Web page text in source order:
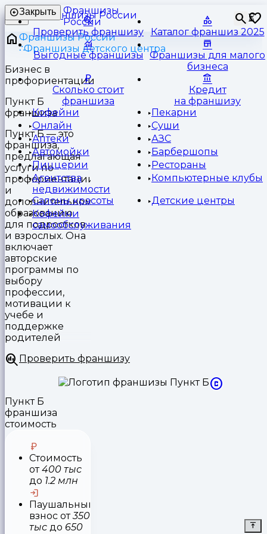
Франшизы
России
⏳
Закрыть
Проверить франшизу Каталог франшиз 2025
Выгодные франшизы
Франшизы для малого
бизнеса
Сколько стоит
франшиза
Кредит
на франшизу
Кофейни
Пекарни
Онлайн
Суши
Аптеки
АЗС
Автомойки
Барбершопы
Пиццерии
Рестораны
Агентства
недвижимости
Компьютерные клубы
Салоны красоты
Детские центры
Кофейни
самообслуживания
Франшизы России
Франшизы детского центра
Бизнес в
профориентации
Пункт Б
франшиза
Пункт Б — это
франшиза,
предлагающая
услуги по
профориентации
и
дополнительному
образованию
для подростков
и взрослых. Она
включает
авторские
программы по
выбору
профессии,
мотивации к
учебе и
поддержке
родителей
Проверить франшизу
Пункт Б
франшиза
стоимость
Стоимость
от400 тыс
до 1.2 млн
Паушальный
взнос от350
тыс до 650